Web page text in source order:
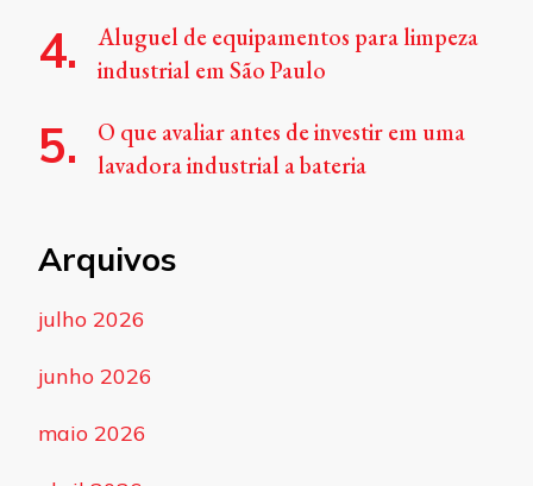
Aluguel de equipamentos para limpeza
industrial em São Paulo
O que avaliar antes de investir em uma
lavadora industrial a bateria
Arquivos
julho 2026
junho 2026
maio 2026